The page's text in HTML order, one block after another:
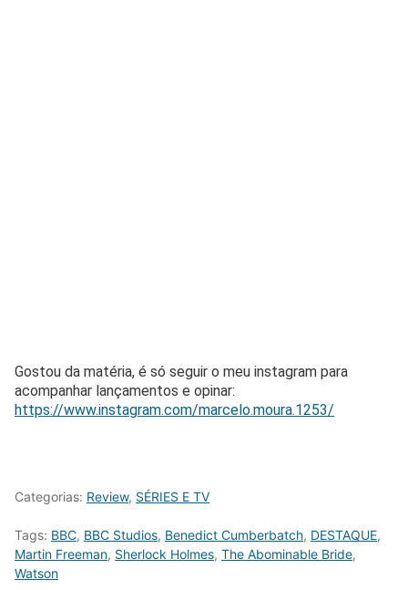
Gostou da matéria, é só seguir o meu instagram para
acompanhar lançamentos e opinar:
https://www.instagram.com/marcelo.moura.1253/
Categorias: Review, SÉRIES E TV
Tags: BBC, BBC Studios, Benedict Cumberbatch, DESTAQUE,
Martin Freeman, Sherlock Holmes, The Abominable Bride,
Watson